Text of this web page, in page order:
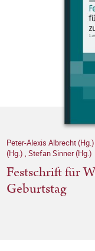
Peter-Alexis Albrecht (Hg.)
(Hg.) Stefan Sinner (Hg.)
Festschrift für
Geburtstag